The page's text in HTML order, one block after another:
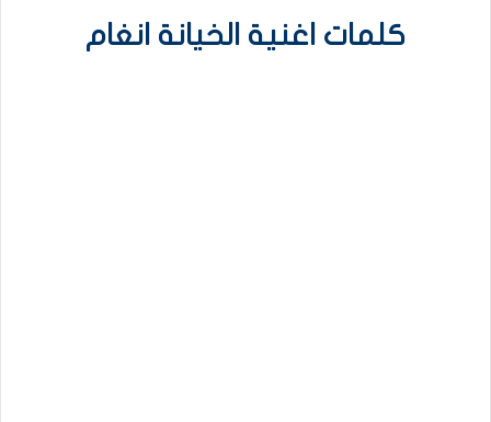
كلمات اغنية الخيانة انغام